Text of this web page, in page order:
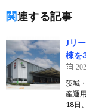
関連する記事
Jリ
棟を
茨城
産運
18日